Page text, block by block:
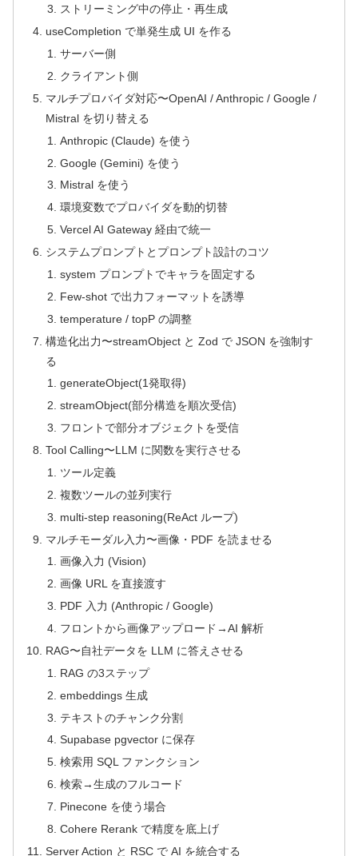
ストリーミング中の停止・再生成
useCompletion で単発生成 UI を作る
サーバー側
クライアント側
マルチプロバイダ対応〜OpenAI / Anthropic / Google /
Mistral を切り替える
Anthropic (Claude) を使う
Google (Gemini) を使う
Mistral を使う
環境変数でプロバイダを動的切替
Vercel AI Gateway 経由で統一
システムプロンプトとプロンプト設計のコツ
system プロンプトでキャラを固定する
Few-shot で出力フォーマットを誘導
temperature / topP の調整
構造化出力〜streamObject と Zod で JSON を強制す
る
generateObject(1発取得)
streamObject(部分構造を順次受信)
フロントで部分オブジェクトを受信
Tool Calling〜LLM に関数を実行させる
ツール定義
複数ツールの並列実行
multi-step reasoning(ReAct ループ)
マルチモーダル入力〜画像・PDF を読ませる
画像入力 (Vision)
画像 URL を直接渡す
PDF 入力 (Anthropic / Google)
フロントから画像アップロード→AI 解析
RAG〜自社データを LLM に答えさせる
RAG の3ステップ
embeddings 生成
テキストのチャンク分割
Supabase pgvector に保存
検索用 SQL ファンクション
検索→生成のフルコード
Pinecone を使う場合
Cohere Rerank で精度を底上げ
Server Action と RSC で AI を統合する